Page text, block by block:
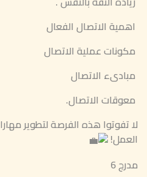
اهمية الاتصال الفعال
مكونات عملية الاتصال
مبادىء الاتصال
معوقات الاتصال.
لا تفوتوا هذه الفرصة لتطوير
العمل!
مدرج 6